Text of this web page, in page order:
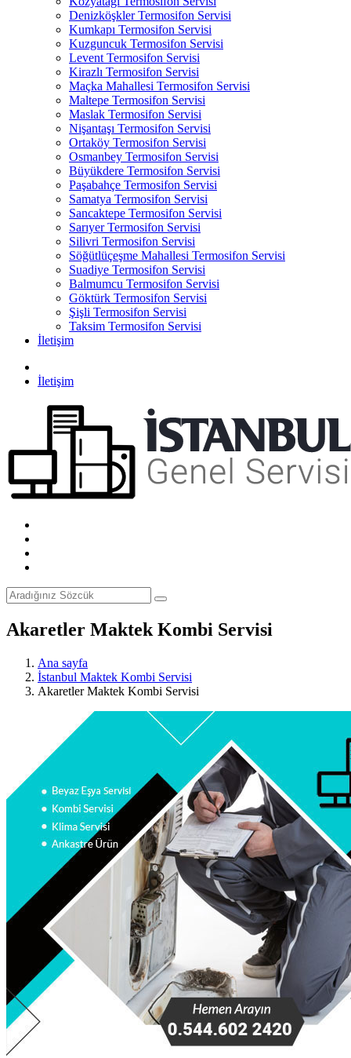
Denizköşkler Termosifon Servisi
Kumkapı Termosifon Servisi
Kuzguncuk Termosifon Servisi
Levent Termosifon Servisi
Kirazlı Termosifon Servisi
Maçka Mahallesi Termosifon Servisi
Maltepe Termosifon Servisi
Maslak Termosifon Servisi
Nişantaşı Termosifon Servisi
Ortaköy Termosifon Servisi
Osmanbey Termosifon Servisi
Büyükdere Termosifon Servisi
Paşabahçe Termosifon Servisi
Samatya Termosifon Servisi
Sancaktepe Termosifon Servisi
Sarıyer Termosifon Servisi
Silivri Termosifon Servisi
Söğütlüçeşme Mahallesi Termosifon Servisi
Suadiye Termosifon Servisi
Balmumcu Termosifon Servisi
Göktürk Termosifon Servisi
Şişli Termosifon Servisi
Taksim Termosifon Servisi
İletişim
İletişim
Akaretler Maktek Kombi Servisi
Ana sayfa
İstanbul Maktek Kombi Servisi
Akaretler Maktek Kombi Servisi